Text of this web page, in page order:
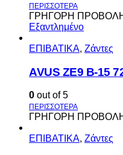
ΓΡΗΓΟΡΗ
Εξαντλημένο
ΕΠΙΒΑΤΙΚΑ, Ζάντες
AVUS ΖΕ9 Β-15
0 out of 5
ΓΡΗΓΟΡΗ
ΕΠΙΒΑΤΙΚΑ, Ζάντες